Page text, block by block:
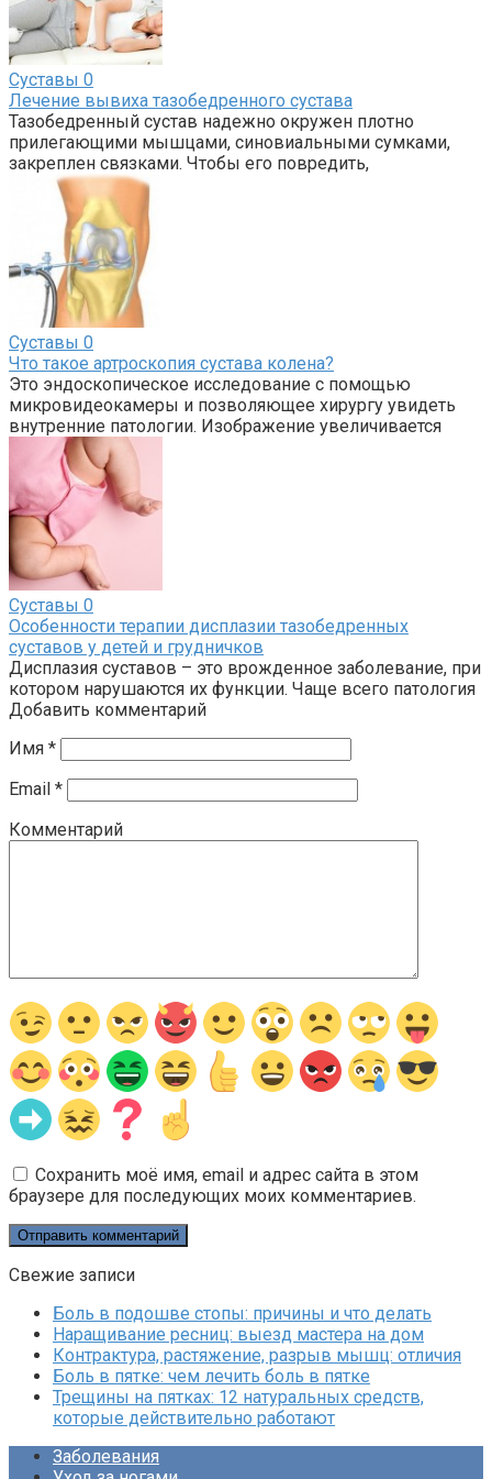
Суставы 0
Лечение вывиха тазобедренного сустава
Тазобедренный сустав надежно окружен плотно
прилегающими мышцами, синовиальными сумками,
закреплен связками. Чтобы его повредить,
Суставы 0
Что такое артроскопия сустава колена?
Это эндоскопическое исследование с помощью
микровидеокамеры и позволяющее хирургу увидеть
внутренние патологии. Изображение увеличивается
Суставы 0
Особенности терапии дисплазии тазобедренных
суставов у детей и грудничков
Дисплазия суставов – это врожденное заболевание, при
котором нарушаются их функции. Чаще всего патология
Добавить комментарий
Имя *
Email *
Комментарий
Сохранить моё имя, email и адрес сайта в этом
браузере для последующих моих комментариев.
Свежие записи
Боль в подошве стопы: причины и что делать
Наращивание ресниц: выезд мастера на дом
Контрактура, растяжение, разрыв мышц: отличия
Боль в пятке: чем лечить боль в пятке
Трещины на пятках: 12 натуральных средств,
которые действительно работают
Заболевания